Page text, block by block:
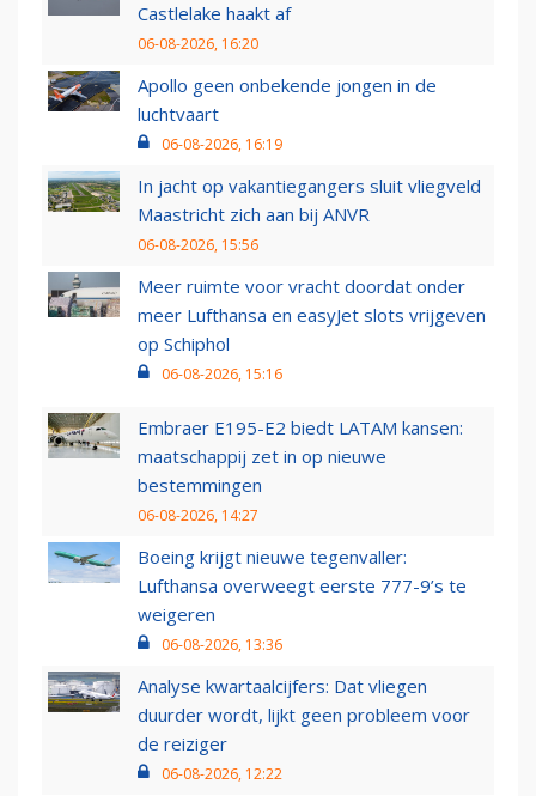
Castlelake haakt af
06-08-2026, 16:20
Apollo geen onbekende jongen in de
luchtvaart
06-08-2026, 16:19
In jacht op vakantiegangers sluit vliegveld
Maastricht zich aan bij ANVR
06-08-2026, 15:56
Meer ruimte voor vracht doordat onder
meer Lufthansa en easyJet slots vrijgeven
op Schiphol
06-08-2026, 15:16
Embraer E195-E2 biedt LATAM kansen:
maatschappij zet in op nieuwe
bestemmingen
06-08-2026, 14:27
Boeing krijgt nieuwe tegenvaller:
Lufthansa overweegt eerste 777-9’s te
weigeren
06-08-2026, 13:36
Analyse kwartaalcijfers: Dat vliegen
duurder wordt, lijkt geen probleem voor
de reiziger
06-08-2026, 12:22